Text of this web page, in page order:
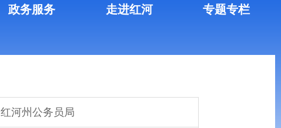
政务服务 走进红河 专题专栏
红河州公务员局